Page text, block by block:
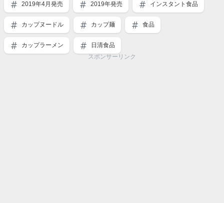
2019年4月発売 2019年発売 インスタント食品
カップヌードル カップ麺 食品
カップラーメン
日清食品
スポンサーリンク